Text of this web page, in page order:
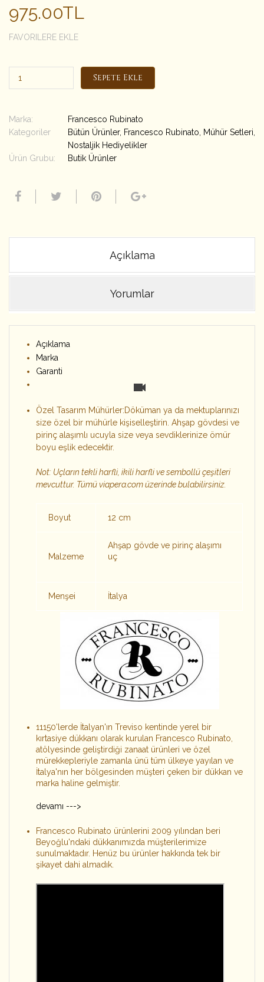
975.00TL
FAVORILERE EKLE
Sepete Ekle
Marka:
Francesco Rubinato
Kategoriler
Bütün Ürünler, Francesco Rubinato Mühür Setleri
Nostaljik Hediyelikler
Ürün Grubu:
Butik Ürünler
Açıklama
Yorumlar
Açıklama
Marka
Garanti
Özel Tasarım Mühürler:Döküman ya da mektuplarınızı
size özel bir mühürle kişiselleştirin. Ahşap gövdesi ve
pirinç alaşımlı ucuyla size veya sevdiklerinize ömür
boyu eşlik edecektir.
Not: Uçların tekli harfli, ikili harfli ve sembollü çeşitleri
mevcuttur. Tümü viapera.com üzerinde bulabilirsiniz.
Boyut 12 cm
Malzeme
Ahşap gövde ve pirinç alaşımı
uç
Menşei İtalya
11150'lerde İtalyan'ın Treviso kentinde yerel bir
kırtasiye dükkanı olarak kurulan Francesco Rubinato,
atölyesinde geliştirdiği zanaat ürünleri ve özel
mürekkepleriyle zamanla ünü tüm ülkeye yayılan ve
İtalya'nın her bölgesinden müşteri çeken bir dükkan ve
marka haline gelmiştir.
devamı --->
Francesco Rubinato ürünlerini 2009 yılından beri
Beyoğlu'ndaki dükkanımızda müşterilerimize
sunulmaktadır. Henüz bu ürünler hakkında tek bir
şikayet dahi almadık.